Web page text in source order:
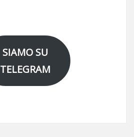
SIAMO SU
TELEGRAM